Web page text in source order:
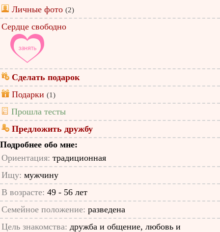
Личные фото (2)
Сердце свободно
Сделать подарок
Подарки (1)
Прошла тесты
Предложить дружбу
Подробнее обо мне:
Ориентация: традиционная
Ищу: мужчину
В возрасте: 49 - 56 лет
Семейное положение: разведена
Цель знакомства: дружба и общение, любовь и